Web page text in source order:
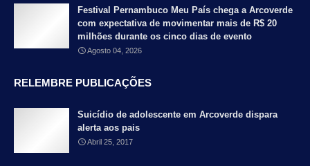
Festival Pernambuco Meu País chega a Arcoverde
com expectativa de movimentar mais de R$ 20
milhões durante os cinco dias de evento
Agosto 04, 2026
RELEMBRE PUBLICAÇÕES
Suicídio de adolescente em Arcoverde dispara
alerta aos pais
Abril 25, 2017